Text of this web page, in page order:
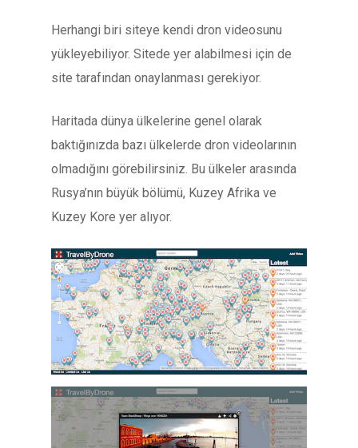
Herhangi biri siteye kendi dron videosunu
yükleyebiliyor. Sitede yer alabilmesi için de
site tarafından onaylanması gerekiyor.
Haritada dünya ülkelerine genel olarak
baktığınızda bazı ülkelerde dron videolarının
olmadığını görebilirsiniz. Bu ülkeler arasında
Rusya’nın büyük bölümü, Kuzey Afrika ve
Kuzey Kore yer alıyor.